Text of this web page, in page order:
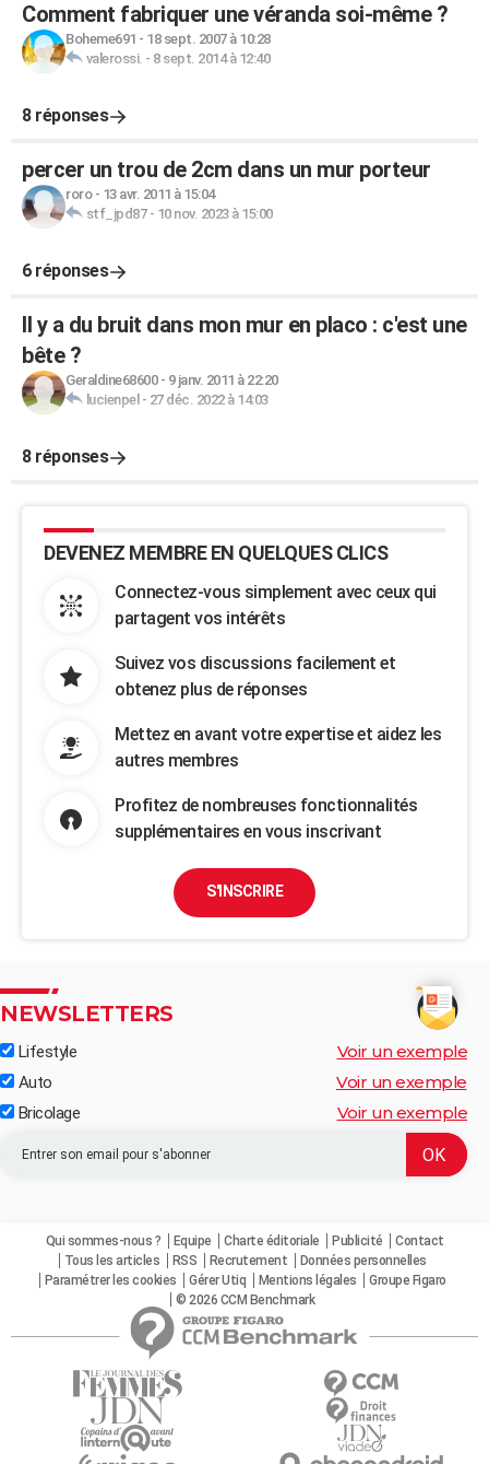
Comment fabriquer une véranda soi-même ?
Boheme691 - 18 sept. 2007 à 10:28
valerossi. - 8 sept. 2014 à 12:40
8 réponses
percer un trou de 2cm dans un mur porteur
roro- 13 avr. 2011 à 15:04
stf_jpd87- 10 nov. 2023 à 15:00
6 réponses
Il y a du bruit dans mon mur en placo : c'est une
bête ?
Geraldine68600- 9 janv. 2011 à 22:20
lucienpel - 27 déc. 2022 à 14:03
8 réponses
DEVENEZ MEMBRE EN QUELQUES CLICS
Connectez-vous simplement avec ceux qui
partagent vos intérêts
Suivez vos discussions facilement et
obtenez plus de réponses
Mettez en avant votre expertise et aidez les
autres membres
Profitez de nombreuses fonctionnalités
supplémentaires en vous inscrivant
S'INSCRIRE
NEWSLETTERS
Lifestyle Voir un exemple
Auto Voir un exemple
Bricolage Voir un exemple
Qui sommes-nous ? Equipe Charte éditoriale Publicité
Contact
Tous les articles
RSS Recrutement
Données personnelles
Paramétrer les cookies
Gérer Utiq Mentions légales
Groupe Figaro
© 2026 CCM Benchmark